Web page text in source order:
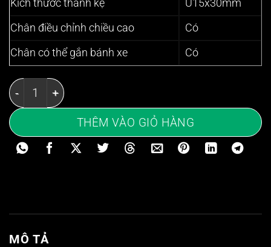
Kích thước thanh kệ U15x30mm
Chân điều chỉnh chiều cao Có
Chân có thể gắn bánh xe Có
Kệ inox 5 tầng 1200x350mm - Kệ thanh inox có lan
THÊM VÀO GIỎ HÀNG
MÔ TẢ